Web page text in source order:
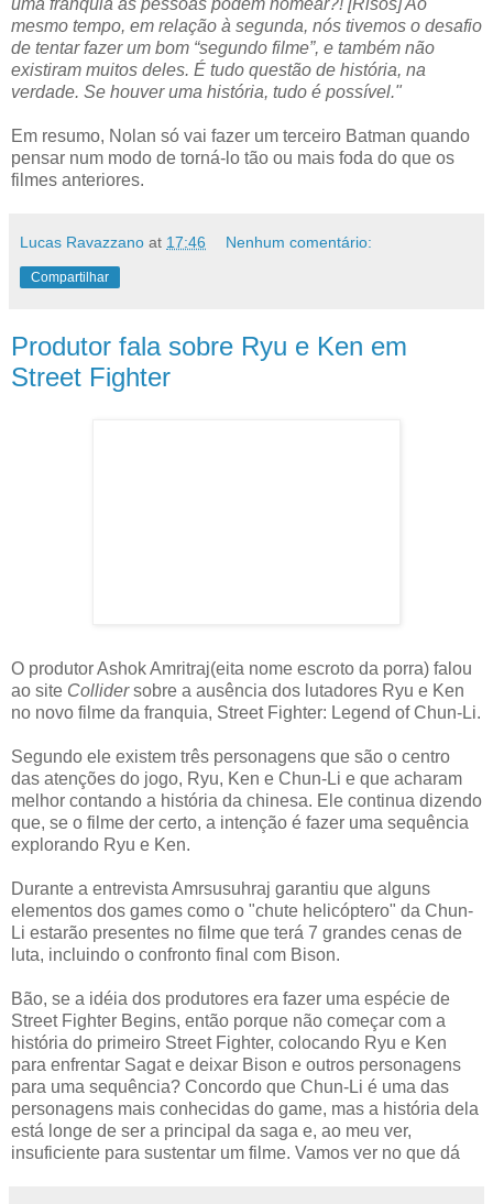
uma franquia as pessoas podem nomear?! [Risos] Ao
mesmo tempo, em relação à segunda, nós tivemos o desafio
de tentar fazer um bom “segundo filme”, e também não
existiram muitos deles. É tudo questão de história, na
verdade. Se houver uma história, tudo é possível."
Em resumo, Nolan só vai fazer um terceiro Batman quando
pensar num modo de torná-lo tão ou mais foda do que os
filmes anteriores.
Lucas Ravazzano at 17:46 Nenhum comentário:
Compartilhar
Produtor fala sobre Ryu e Ken em
Street Fighter
O produtor Ashok Amritraj(eita nome escroto da porra) falou
ao site Collidersobre a ausência dos lutadores Ryu e Ken
no novo filme da franquia, Street Fighter: Legend of Chun-Li.
Segundo ele existem três personagens que são o centro
das atenções do jogo, Ryu, Ken e Chun-Li e que acharam
melhor contando a história da chinesa. Ele continua dizendo
que, se o filme der certo, a intenção é fazer uma sequência
explorando Ryu e Ken.
Durante a entrevista Amrsusuhraj garantiu que alguns
elementos dos games como o "chute helicóptero" da Chun-
Li estarão presentes no filme que terá 7 grandes cenas de
luta, incluindo o confronto final com Bison.
Bão, se a idéia dos produtores era fazer uma espécie de
Street Fighter Begins, então porque não começar com a
história do primeiro Street Fighter, colocando Ryu e Ken
para enfrentar Sagat e deixar Bison e outros personagens
para uma sequência? Concordo que Chun-Li é uma das
personagens mais conhecidas do game, mas a história dela
está longe de ser a principal da saga e, ao meu ver,
insuficiente para sustentar um filme. Vamos ver no que dá